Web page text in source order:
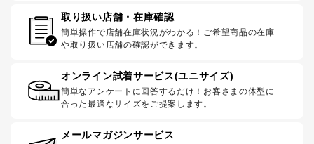
取り扱い店舗・在庫確認
簡単操作で店舗在庫状況がわかる！ご希望商品の在庫
や取り扱い店舗の確認ができます。
オンライン試着サービス(ユニサイズ)
簡単なアンケートに回答するだけ！お客さまの体型に
合った最適なサイズをご提案します。
メールマガジンサービス